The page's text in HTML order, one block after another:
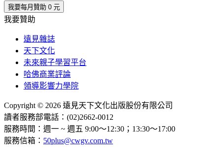
我要每月贊助 0 元
我要贊助
遠見雜誌
天下文化
未來親子學習平台
哈佛商業評論
領導影響力學院
Copyright © 2026 遠見天下文化出版股份有限公司
讀者服務部電話：(02)2662-0012
服務時間：週一 ~ 週五 9:00～12:30；13:30～17:00
服務信箱： 50plus@cwgv.com.tw